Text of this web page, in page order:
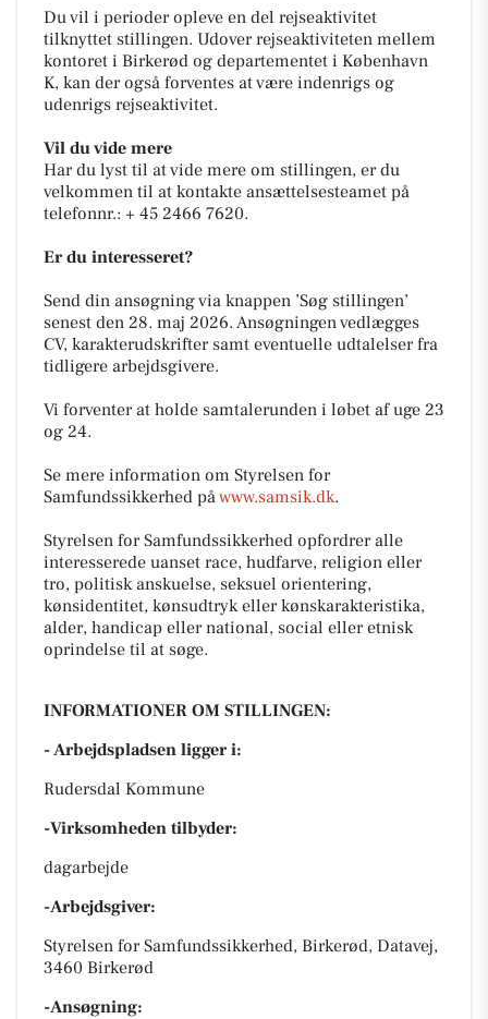
Du vil i perioder opleve en del rejseaktivitet
tilknyttet stillingen. Udover rejseaktiviteten mellem
kontoret i Birkerød og departementet i København
K, kan der også forventes at være indenrigs og
udenrigs rejseaktivitet.
Vil du vide mere
Har du lyst til at vide mere om stillingen, er du
velkommen til at kontakte ansættelsesteamet på
telefonnr.: + 45 2466 7620.
Er du interesseret?
Send din ansøgning via knappen ’Søg stillingen’
senest den 28. maj 2026. Ansøgningen vedlægges
CV, karakterudskrifter samt eventuelle udtalelser fra
tidligere arbejdsgivere.
Vi forventer at holde samtalerunden i løbet af uge 23
og 24.
Se mere information om Styrelsen for
Samfundssikkerhed påwww.samsik.dk.
Styrelsen for Samfundssikkerhed opfordrer alle
interesserede uanset race, hudfarve, religion eller
tro, politisk anskuelse, seksuel orientering,
kønsidentitet, kønsudtryk eller kønskarakteristika,
alder, handicap eller national, social eller etnisk
oprindelse til at søge.
INFORMATIONER OM STILLINGEN:
- Arbejdspladsen ligger i:
Rudersdal Kommune
-Virksomheden tilbyder:
dagarbejde
-Arbejdsgiver:
Styrelsen for Samfundssikkerhed, Birkerød, Datavej,
3460 Birkerød
-Ansøgning: